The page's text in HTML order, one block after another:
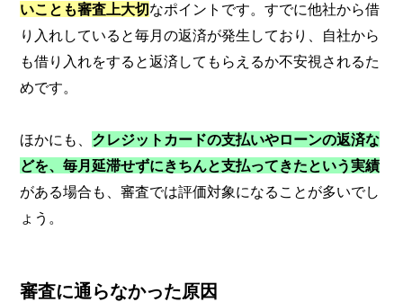
いことも審査上大切なポイントです。すでに他社から借
り入れしていると毎月の返済が発生しており、自社から
も借り入れをすると返済してもらえるか不安視されるた
めです。
ほかにも、 クレジットカードの支払いやローンの返済な
どを、毎月延滞せずにきちんと支払ってきたという実績
がある場合も、審査では評価対象になることが多いでし
ょう。
審査に通らなかった原因